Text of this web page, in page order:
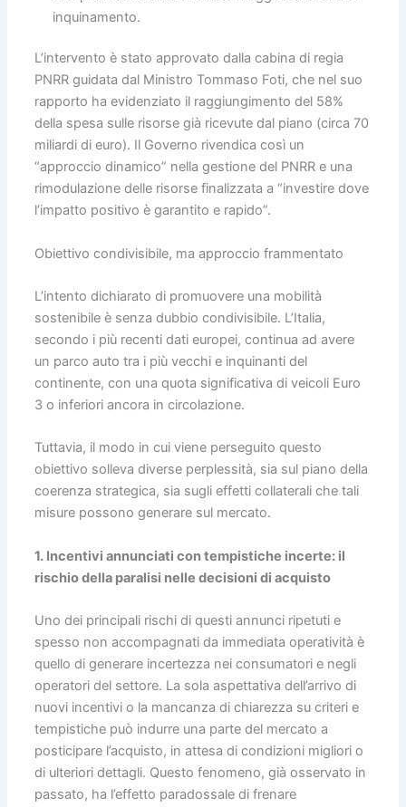
inquinamento.
L’intervento è stato approvato dalla cabina di regia
PNRR guidata dal Ministro Tommaso Foti, che nel suo
rapporto ha evidenziato il raggiungimento del 58%
della spesa sulle risorse già ricevute dal piano (circa 70
miliardi di euro). Il Governo rivendica così un
“approccio dinamico” nella gestione del PNRR e una
rimodulazione delle risorse finalizzata a “investire dove
l’impatto positivo è garantito e rapido”.
Obiettivo condivisibile, ma approccio frammentato
L’intento dichiarato di promuovere una mobilità
sostenibile è senza dubbio condivisibile. L’Italia,
secondo i più recenti dati europei, continua ad avere
un parco auto tra i più vecchi e inquinanti del
continente, con una quota significativa di veicoli Euro
3 o inferiori ancora in circolazione.
Tuttavia, il modo in cui viene perseguito questo
obiettivo solleva diverse perplessità, sia sul piano della
coerenza strategica, sia sugli effetti collaterali che tali
misure possono generare sul mercato.
1. Incentivi annunciati con tempistiche incerte: il
rischio della paralisi nelle decisioni di acquisto
Uno dei principali rischi di questi annunci ripetuti e
spesso non accompagnati da immediata operatività è
quello di generare incertezza nei consumatori e negli
operatori del settore. La sola aspettativa dell’arrivo di
nuovi incentivi o la mancanza di chiarezza su criteri e
tempistiche può indurre una parte del mercato a
posticipare l’acquisto, in attesa di condizioni migliori o
di ulteriori dettagli. Questo fenomeno, già osservato in
passato, ha l’effetto paradossale di frenare